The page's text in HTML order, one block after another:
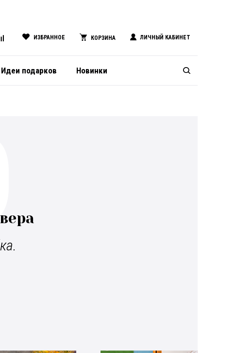
ИЗБРАННОЕ КОРЗИНА ЛИЧНЫЙ КАБИНЕТ
Идеи подарков Новинки